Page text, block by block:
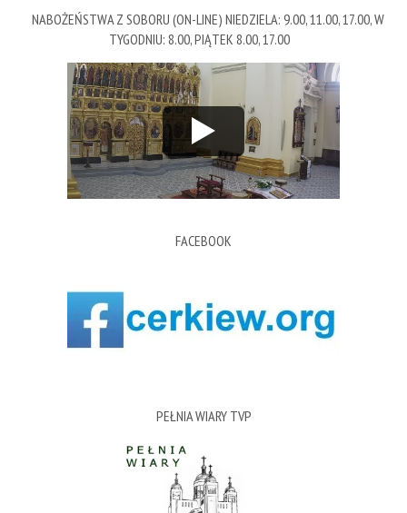
NABOŻEŃSTWA Z SOBORU (ON-LINE) NIEDZIELA: 9.00, 11.00, 17.00, W
TYGODNIU: 8.00, PIĄTEK 8.00, 17.00
FACEBOOK
PEŁNIA WIARY TVP